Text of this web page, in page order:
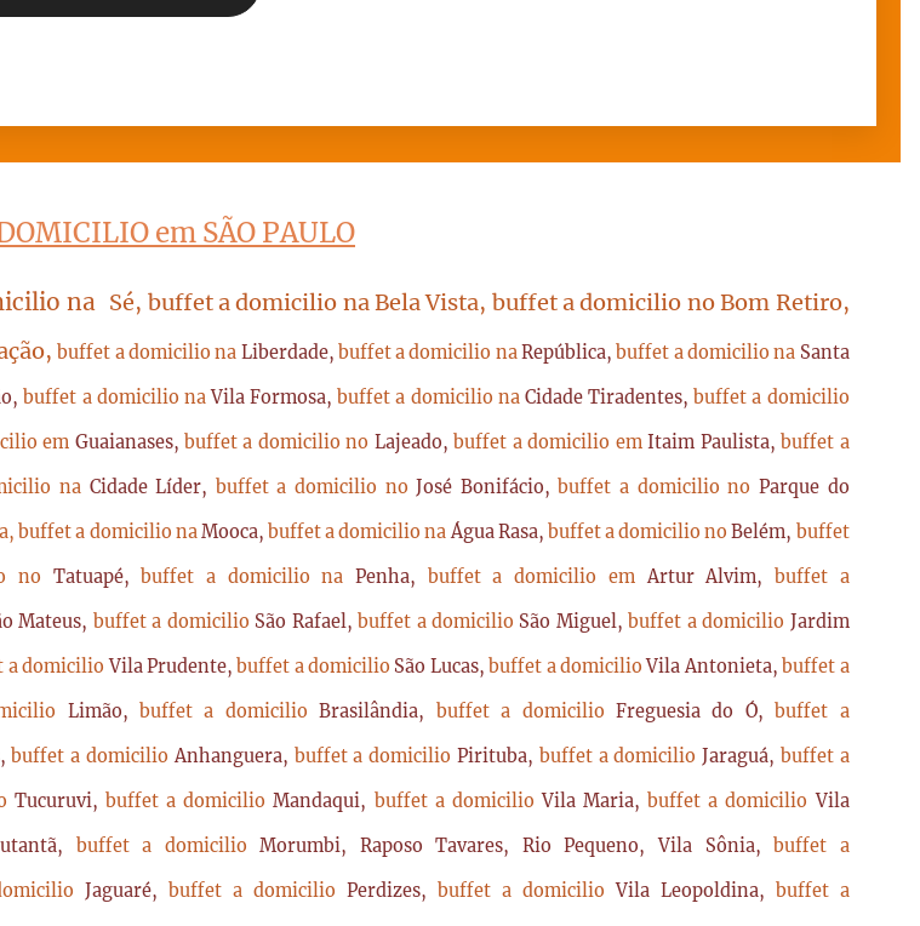
em SÃO PAULO
na Sé, buffet a domicilio na Bela Vista, buffet a domicilio no Bom Retiro,
buffet a domicilio na Liberdade, buffet a domicilio naRepública, buffet a domicilio na Santa
buffet a domicilio na Vila Formosa, buffet a domicilio na Cidade Tiradentes, buffet a domicilio
em Guaianases, buffet a domicilio no Lajeado, buffet a domicilio emItaim Paulista, buffet a
na Cidade Líder, buffet a domicilio no José Bonifácio, buffet a domicilio no Parque do
buffet a domicilio naMooca, buffet a domicilio naÁgua Rasa, buffet a domicilio noBelém, buffet
no Tatuapé, buffet a domicilio naPenha, buffet a domicilio emArtur Alvim, buffet a
Mateus, buffet a domicilio São Rafael, buffet a domicilio São Miguel, buffet a domicilio Jardim
a domicilio Vila Prudente, buffet a domicilio São Lucas, buffet a domicilioVila Antonieta, buffet a
Limão, buffet a domicilioBrasilândia, buffet a domicilio Freguesia do Ó, buffet a
buffet a domicilioAnhanguera, buffet a domicilio Pirituba, buffet a domicilio Jaraguá, buffet a
Tucuruvi, buffet a domicilioMandaqui, buffet a domicilio Vila Maria, buffet a domicilio Vila
buffet a domicilioMorumbi, Raposo Tavares, Rio Pequeno, Vila Sônia, buffet a
Jaguaré, buffet a domicilio Perdizes, buffet a domicilio Vila Leopoldina, buffet a